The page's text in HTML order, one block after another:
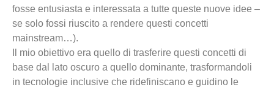
fosse entusiasta e interessata a tutte queste nuove idee –
se solo fossi riuscito a rendere questi concetti
mainstream…).
Il mio obiettivo era quello di trasferire questi concetti di
base dal lato oscuro a quello dominante, trasformandoli
in tecnologie inclusive che ridefiniscano e guidino le